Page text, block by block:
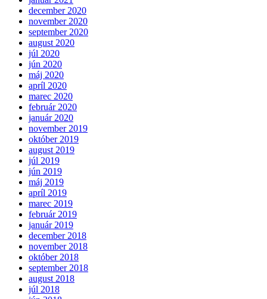
december 2020
november 2020
september 2020
august 2020
júl 2020
jún 2020
máj 2020
apríl 2020
marec 2020
február 2020
január 2020
november 2019
október 2019
august 2019
júl 2019
jún 2019
máj 2019
apríl 2019
marec 2019
február 2019
január 2019
december 2018
november 2018
október 2018
september 2018
august 2018
júl 2018